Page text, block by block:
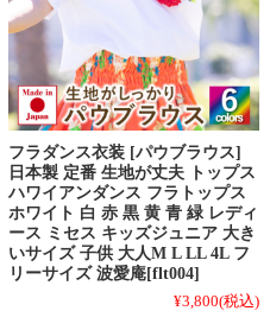
フラダンス衣装 [パウブラウス]
日本製 定番 生地が丈夫 トップス
ハワイアンダンス フラトップス
ホワイト 白 赤 黒 黄 青 緑 レディ
ース ミセス キッズジュニア 大き
いサイズ 子供 大人M L LL 4L フ
リーサイズ 波愛庵[flt004]
¥3,800(税込)